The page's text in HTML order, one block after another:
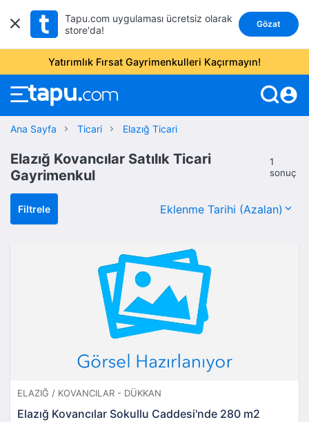
Tapu.com uygulaması ücretsiz olarak
store'da!
Gözat
Yatırımlık Fırsat Gayrimenkulleri Kaçırmayın!
account_circle
Ana Sayfa Ticari Elazığ Ticari
Elazığ Kovancılar Satılık Ticari
Gayrimenkul
1
sonuç
Filtrele
ELAZIĞ / KOVANCILAR - DÜKKAN
Elazığ Kovancılar Sokullu Caddesi'nde 280 m2